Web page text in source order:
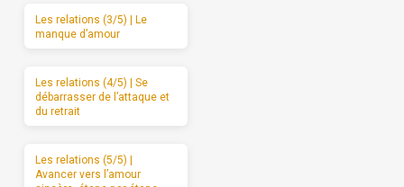
Les relations (3/5) | Le
manque d’amour
Les relations (4/5) | Se
débarrasser de l’attaque et
du retrait
Les relations (5/5) |
Avancer vers l’amour